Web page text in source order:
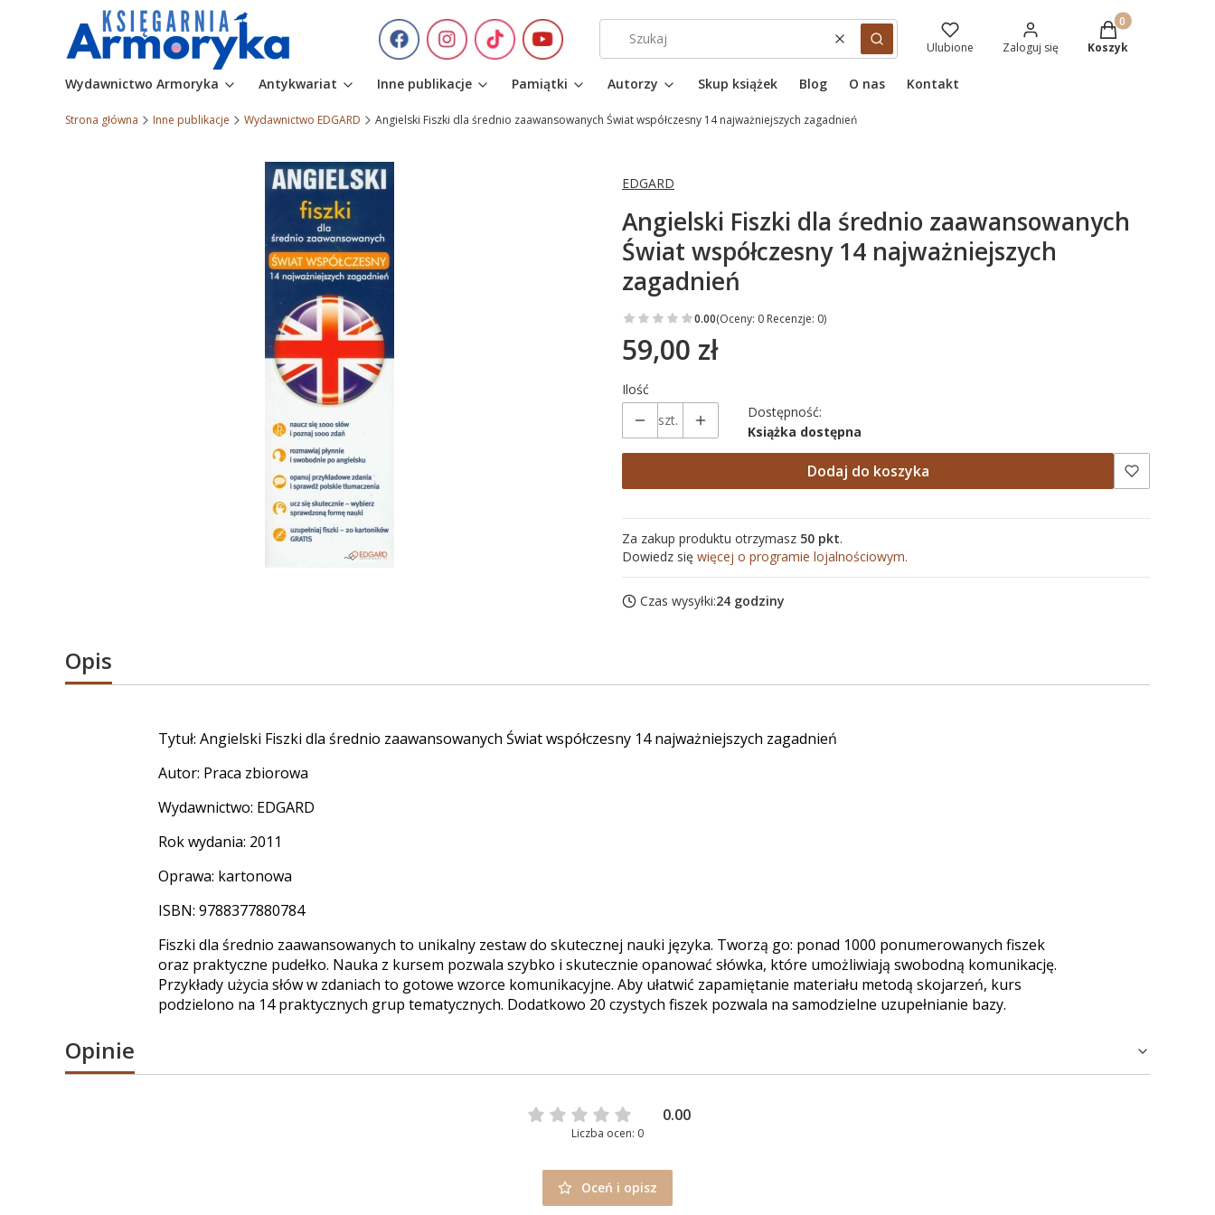
WyczyśćSzukaj Ulubione Zaloguj się
Produkty w
Koszyk
Wydawnictwo Armoryka Antykwariat Inne publikacje Pamiątki Autorzy Skup książek Blog O nas Kontakt
Strona główna Inne publikacje Wydawnictwo EDGARD Angielski Fiszki dla średnio zaawansowanych Świat współczesny 14 najważniejszych zagadnień
EDGARD
Angielski Fiszki dla średnio zaawansowanych
Świat współczesny 14 najważniejszych
zagadnień
0.00(Oceny: 0 Recenzje: 0)
Cena
59,00 zł
Ilość
szt.
Dostępność:
Książka dostępna
Dodaj do koszyka
Za zakup produktu otrzymasz 50 pkt.
Dowiedz się więcej o programie lojalnościowym.
Czas wysyłki:24 godziny
Opis
Tytuł: Angielski Fiszki dla średnio zaawansowanych Świat współczesny 14 najważniejszych zagadnień
Autor: Praca zbiorowa
Wydawnictwo: EDGARD
Rok wydania: 2011
Oprawa: kartonowa
ISBN: 9788377880784
Fiszki dla średnio zaawansowanych to unikalny zestaw do skutecznej nauki języka. Tworzą go: ponad 1000 ponumerowanych fiszek
oraz praktyczne pudełko. Nauka z kursem pozwala szybko i skutecznie opanować słówka, które umożliwiają swobodną komunikację.
Przykłady użycia słów w zdaniach to gotowe wzorce komunikacyjne. Aby ułatwić zapamiętanie materiału metodą skojarzeń, kurs
podzielono na 14 praktycznych grup tematycznych. Dodatkowo 20 czystych fiszek pozwala na samodzielne uzupełnianie bazy.
Opinie
0.00
Liczba ocen: 0
Oceń i opisz